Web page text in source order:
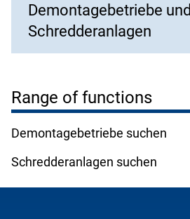
Demontagebetriebe und
Schredderanlagen
Range of functions
Demontagebetriebe suchen
Schredderanlagen suchen